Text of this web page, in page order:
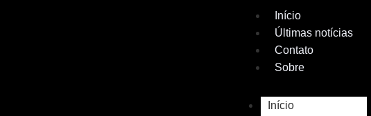
Início
Últimas notícias
Contato
Sobre
Início